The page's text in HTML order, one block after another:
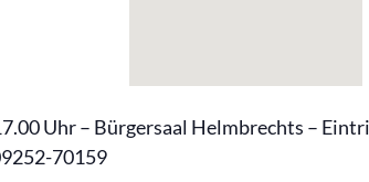
Uhr – Bürgersaal Helmbrechts –
70159